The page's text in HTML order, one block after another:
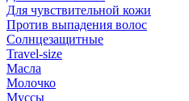
Для чувствительной кожи
Против выпадения волос
Солнцезащитные
Travel-size
Масла
Молочко
Муссы